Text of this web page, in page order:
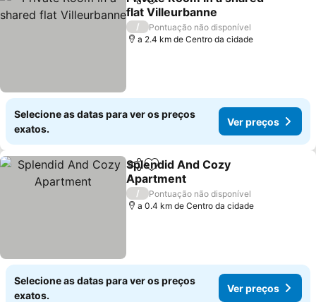
PartilharAdicionar aos favoritos
flat Villeurbanne
/
Pontuação não disponível
a 2.4 km de Centro da cidade
Selecione as datas para ver os preços
exatos.
Ver preços
PartilharAdicionar aos favoritos
Splendid And Cozy
Apartment
/
Pontuação não disponível
a 0.4 km de Centro da cidade
Selecione as datas para ver os preços
exatos.
Ver preços